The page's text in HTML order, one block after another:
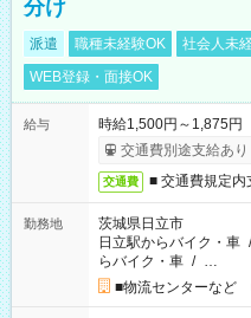
分け
派遣 職種未経験OK 社会人未
WEB登録・面接OK
給与
時給1,500円～1,875円
交通費別途支給あり
交通費 ■ 交通費規定
勤務地
茨城県日立市
日立駅からバイク・車
らバイク・車 / …
■物流センターなど